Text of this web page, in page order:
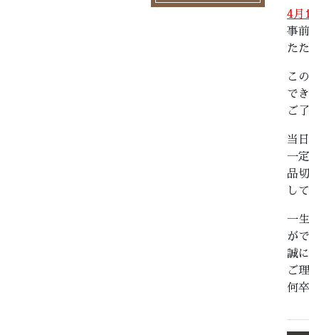
4月
事
た
こ
で
ご
当
一
品
し
一
が
誠
ご
何